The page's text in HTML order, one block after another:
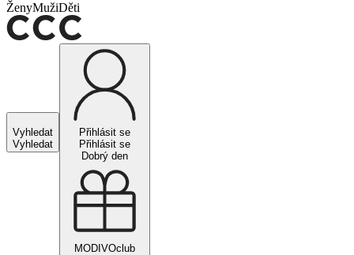
ŽenyMužiDěti
Vyhledat
Vyhledat
Přihlásit se
Přihlásit se
Dobrý den
MODIVOclub